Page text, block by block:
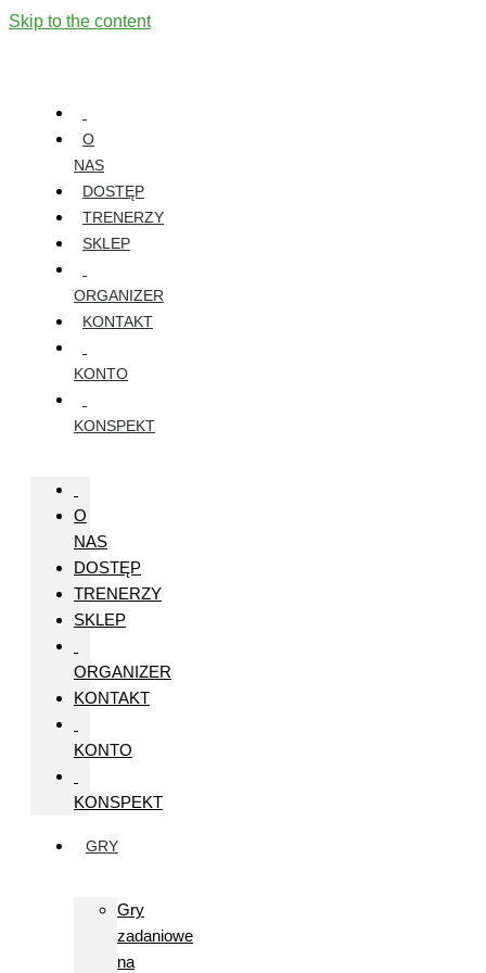
Skip to the content
O
NAS
DOSTĘP
TRENERZY
SKLEP
ORGANIZER
KONTAKT
KONTO
KONSPEKT
O
NAS
DOSTĘP
TRENERZY
SKLEP
ORGANIZER
KONTAKT
KONTO
KONSPEKT
GRY
Gry
zadaniowe
na